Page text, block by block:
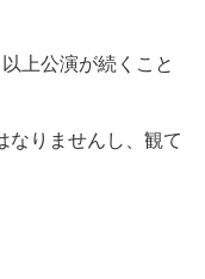
上公演が続くこと
なりませんし、観て